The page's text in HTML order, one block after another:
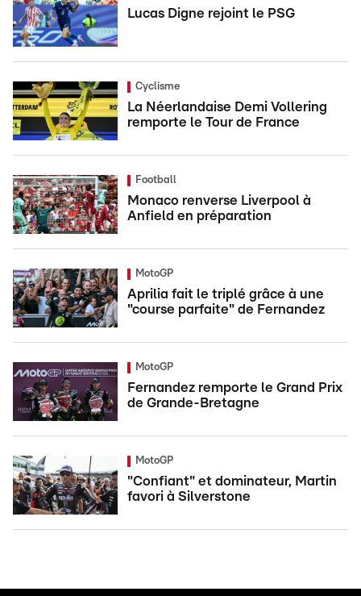
Lucas Digne rejoint le PSG
Cyclisme
La Néerlandaise Demi Vollering
remporte le Tour de France
Football
Monaco renverse Liverpool à
Anfield en préparation
MotoGP
Aprilia fait le triplé grâce à une
"course parfaite" de Fernandez
MotoGP
Fernandez remporte le Grand Prix
de Grande-Bretagne
MotoGP
"Confiant" et dominateur, Martin
favori à Silverstone